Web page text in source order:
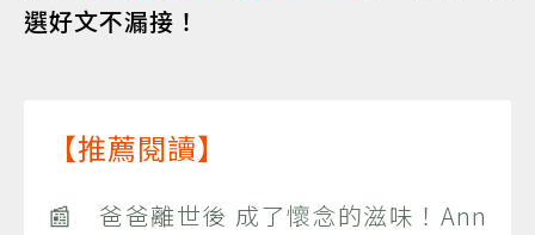
選好文不漏接！
【推薦閱讀】
📰 爸爸離世後 成了懷念的滋味！Ann